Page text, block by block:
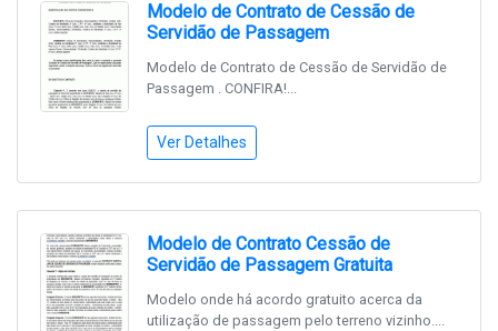
Modelo de Contrato de Cessão de
Servidão de Passagem
Modelo de Contrato de Cessão de Servidão de
Passagem . CONFIRA!...
Ver Detalhes
Modelo de Contrato Cessão de
Servidão de Passagem Gratuita
Modelo onde há acordo gratuito acerca da
utilização de passagem pelo terreno vizinho....